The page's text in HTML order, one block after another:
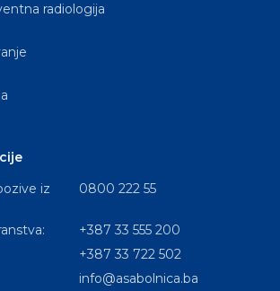
radiologija
iz
0800 222 55
+387 33 555 200
+387 33 722 502
info@asabolnica.ba